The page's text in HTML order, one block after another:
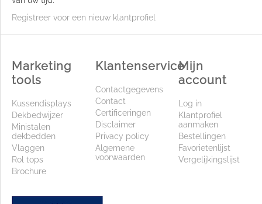
Registreer voor een nieuw klantprofiel
Marketing
tools
Kussendisplays
Dekbedwijzer
Ministalen
dekbedden
Vlaggen
Rol tops
Brochure
Klantenservice
Contactgegevens
Contact
Certificeringen
Disclaimer
Privacy policy
Algemene
voorwaarden
Mijn
account
Log in
Klantprofiel
aanmaken
Bestellingen
Favorietenlijst
Vergelijkingslijst